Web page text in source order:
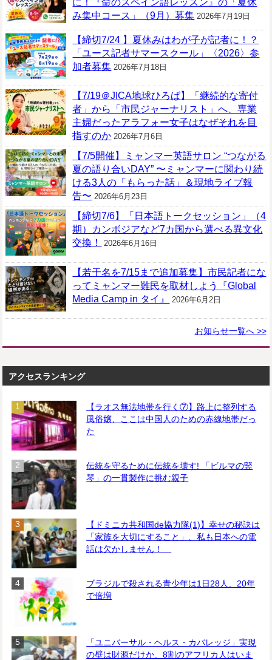
に！『命のスペイン語レッスン』の「夏休
み集中コース」（9月）募集 2026年7月19日
【締切7/24 】夏休みはわが子が記者に！？
「ユース記者サマースクール」〈2026〉参
加者募集 2026年7月18日
【7/19＠JICA地球ひろば】「継続的な寄付
者」から「市民ジャーナリスト」へ、専業
主婦だったアラフォー女子はなぜそれを目
指すのか 2026年7月6日
【7/5開催】ミャンマー英語サロン “つながる
夏の語り合いDAY” 〜ミャンマーに関わり続
ける3人の「もらった話」＆現地ライブ報
告〜 2026年6月23日
【締切7/6】「日本語トークセッション」（4
期）カンボジアなど7カ国から選べる異文化
交換！
2026年6月16日
【若干名を7/15まで追加募集】市民記者にな
ってミャンマー難民を取材しよう『Global
Media Camp in タイ』
2026年6月2日
お知らせ一覧へ >>
アクセスランキング
【ラオス無法地帯を行く⑦】路上に整列する
風俗嬢、ここは中国人のための赤線地帯だっ
た
伝統を守るために伝統を壊す! 「ビルマの竪
琴」の一貫製作に挑む親子
【ドミニカ共和国de協力隊(1)】幸せの秘訣は
「家族を大切にすること」、私も日本への電
話は欠かしません！
ブラジルで殺される青少年は1日28人、20年
で倍増
「ユニバーサル・ヘルス・カバレッジ」実現
の壁は財源だけか、8割のアフリカ人はいま